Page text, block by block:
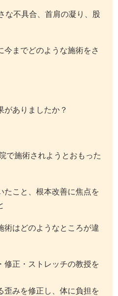
な不具合、首肩の凝り、股
今までどのような施術をさ
がありましたか？
で施術されようとおもった
たこと、根本改善に焦点を
術はどのようなところが違
修正・ストレッチの教授を
歪みを修正し、体に負担を